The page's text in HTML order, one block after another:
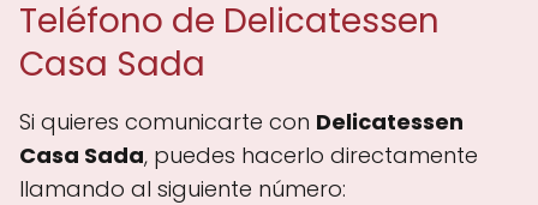
Teléfono de Delicatessen
Casa Sada
Si quieres comunicarte con Delicatessen
Casa Sada, puedes hacerlo directamente
llamando al siguiente número: